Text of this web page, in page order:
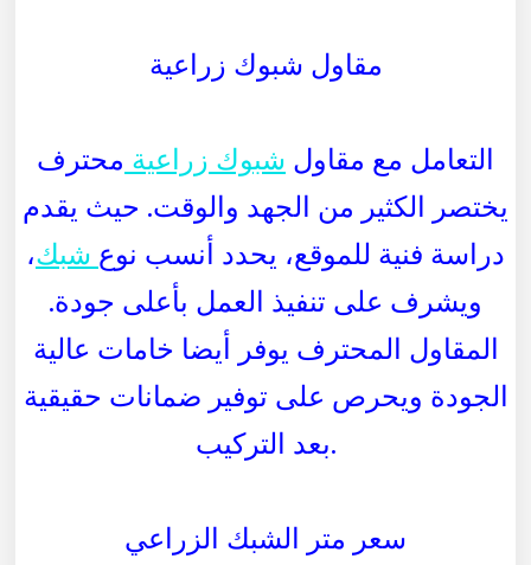
مقاول شبوك زراعية
التعامل مع مقاول شبوك زراعية محترف
يختصر الكثير من الجهد والوقت. حيث يقدم
دراسة فنية للموقع، يحدد أنسب نوع شبك،
ويشرف على تنفيذ العمل بأعلى جودة.
المقاول المحترف يوفر أيضا خامات عالية
الجودة ويحرص على توفير ضمانات حقيقية
بعد التركيب.
سعر متر الشبك الزراعي